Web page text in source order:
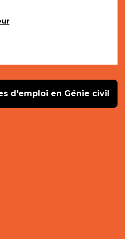
d'emploi en Génie civil